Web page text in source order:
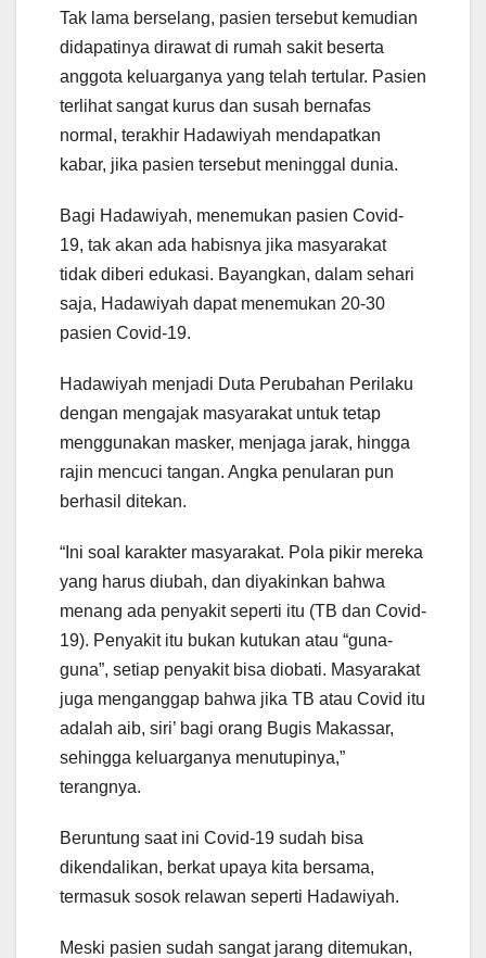
Tak lama berselang, pasien tersebut kemudian
didapatinya dirawat di rumah sakit beserta
anggota keluarganya yang telah tertular. Pasien
terlihat sangat kurus dan susah bernafas
normal, terakhir Hadawiyah mendapatkan
kabar, jika pasien tersebut meninggal dunia.
Bagi Hadawiyah, menemukan pasien Covid-
19, tak akan ada habisnya jika masyarakat
tidak diberi edukasi. Bayangkan, dalam sehari
saja, Hadawiyah dapat menemukan 20-30
pasien Covid-19.
Hadawiyah menjadi Duta Perubahan Perilaku
dengan mengajak masyarakat untuk tetap
menggunakan masker, menjaga jarak, hingga
rajin mencuci tangan. Angka penularan pun
berhasil ditekan.
“Ini soal karakter masyarakat. Pola pikir mereka
yang harus diubah, dan diyakinkan bahwa
menang ada penyakit seperti itu (TB dan Covid-
19). Penyakit itu bukan kutukan atau “guna-
guna”, setiap penyakit bisa diobati. Masyarakat
juga menganggap bahwa jika TB atau Covid itu
adalah aib, siri’ bagi orang Bugis Makassar,
sehingga keluarganya menutupinya,”
terangnya.
Beruntung saat ini Covid-19 sudah bisa
dikendalikan, berkat upaya kita bersama,
termasuk sosok relawan seperti Hadawiyah.
Meski pasien sudah sangat jarang ditemukan,